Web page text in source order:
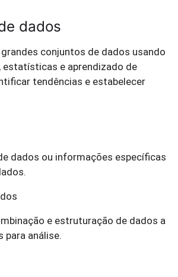
dados
conjuntos de dados usando
estatísticas e aprendizado de
tendências e estabelecer
dados ou informações específicas
e estruturação de dados a
para análise.